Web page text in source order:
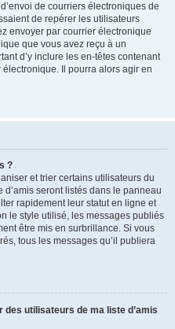
de courriers électroniques de
de repérer les utilisateurs
envoyer par courrier électronique
que vous avez reçu à un
d’y inclure les en-têtes contenant
Il pourra alors agir en
?
et trier certains utilisateurs du
seront listés dans le panneau
rapidement leur statut en ligne et
le style utilisé, les messages publiés
être mis en surbrillance. Si vous
tous les messages qu’il publiera
utilisateurs de ma liste d’amis